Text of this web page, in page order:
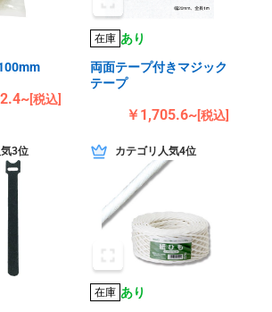
[税込]
在庫 あり
両面テープ付きマジック
テープ
￥1,705.6~[税込]
3位 カテゴリ人気4位
在庫 あり